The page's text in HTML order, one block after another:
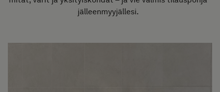
jälleenmyyjällesi.